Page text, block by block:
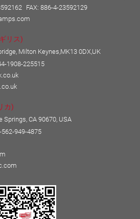
FAX: 886-4-23592129
リス)
Milton Keynes,MK13 0DX,UK
1908-225515
カ)
Springs, CA 90670, USA
562-949-4875